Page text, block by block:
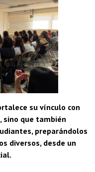
su vínculo con
sino que también
preparándolos
diversos, desde un